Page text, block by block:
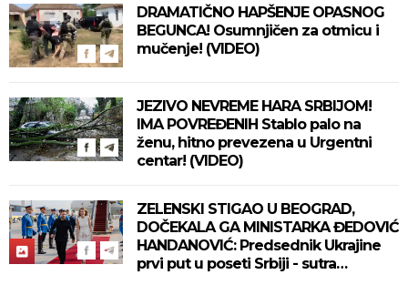
DRAMATIČNO HAPŠENJE OPASNOG
BEGUNCA! Osumnjičen za otmicu i
mučenje! (VIDEO)
JEZIVO NEVREME HARA SRBIJOM!
IMA POVREĐENIH Stablo palo na
ženu, hitno prevezena u Urgentni
centar! (VIDEO)
ZELENSKI STIGAO U BEOGRAD,
DOČEKALA GA MINISTARKA ĐEDOVIĆ
HANDANOVIĆ: Predsednik Ukrajine
prvi put u poseti Srbiji - sutra